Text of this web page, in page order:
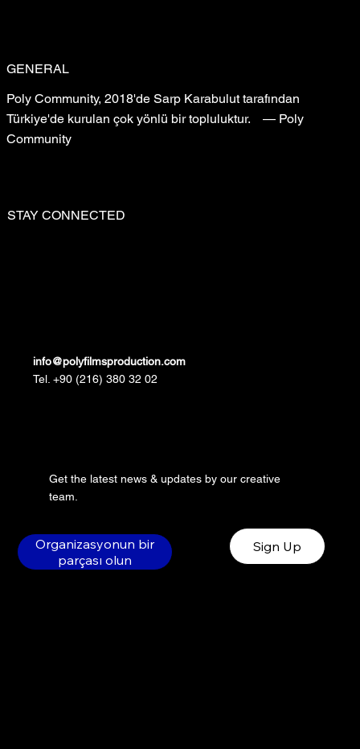
GENERAL
Poly Community, 2018'de Sarp Karabulut tarafından
Türkiye'de kurulan çok yönlü bir topluluktur. — Poly
Community
STAY CONNECTED
Get the latest news & updates by our creative
team.
Organizasyonun bir
parçası olun
Sign Up
info@polyfilmsproduction.com
Tel. +90 (216) 380 32 02